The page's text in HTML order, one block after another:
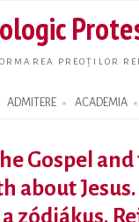
PREOȚILOR
ADMITERE ACADEMIA
Gospel
about
zódiákus.